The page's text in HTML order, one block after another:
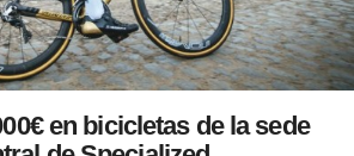
en bicicletas de la sede